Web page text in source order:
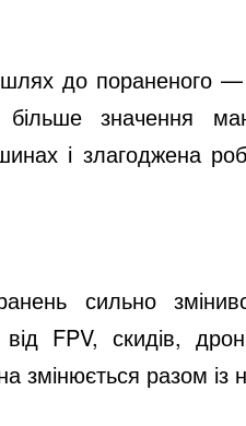
до пораненого
значення
і злагоджена
сильно
FPV, скидів,
змінюється разом із